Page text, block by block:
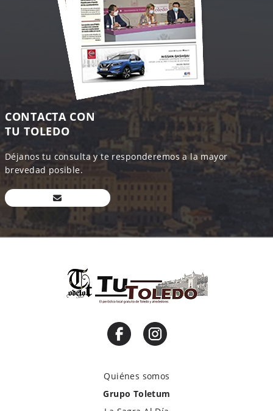
CONTACTA CON
TU TOLEDO
Déjanos tu consulta y te responderemos a la mayor
brevedad posible.
Quiénes somos
Grupo Toletum